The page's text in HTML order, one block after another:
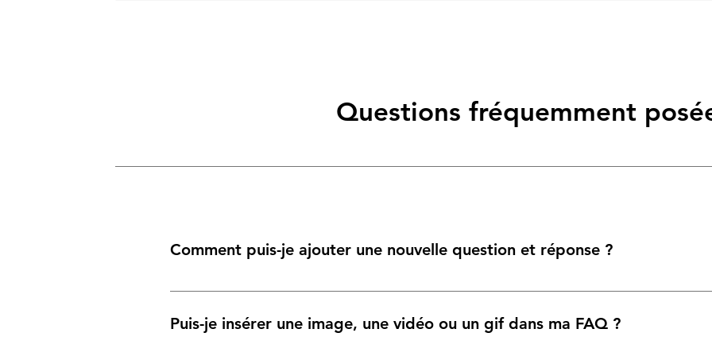
Questions fréquemment
Comment puis-je ajouter une nouvelle question et réponse ?
Pour ajouter une nouvelle FAQ, suivez ces étapes : 1. Cliquez sur le bouton "Gérer les FAQ 2. Depuis
Enregistrez et publiez.
Puis-je insérer une image, une vidéo ou un gif dans ma FAQ ?